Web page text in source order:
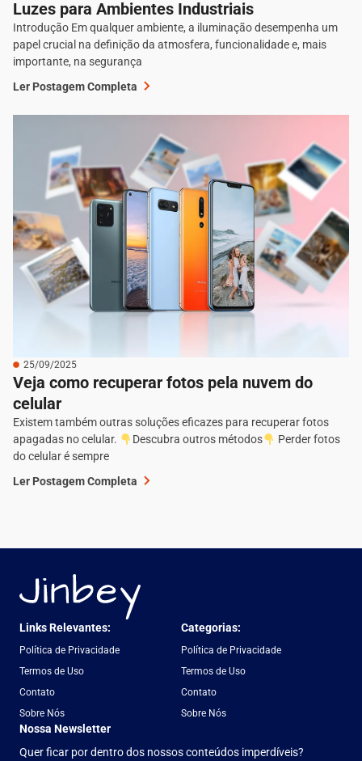
Luzes para Ambientes Industriais
Introdução Em qualquer ambiente, a iluminação desempenha um
papel crucial na definição da atmosfera, funcionalidade e, mais
importante, na segurança
Ler Postagem Completa
25/09/2025
Veja como recuperar fotos pela nuvem do
celular
Existem também outras soluções eficazes para recuperar fotos
apagadas no celular.
Descubra outros métodos
Perder fotos
do celular é sempre
Ler Postagem Completa
Links Relevantes:
Política de Privacidade
Termos de Uso
Contato
Sobre Nós
Categorias:
Política de Privacidade
Termos de Uso
Contato
Sobre Nós
Nossa Newsletter
Quer ficar por dentro dos nossos conteúdos imperdíveis?